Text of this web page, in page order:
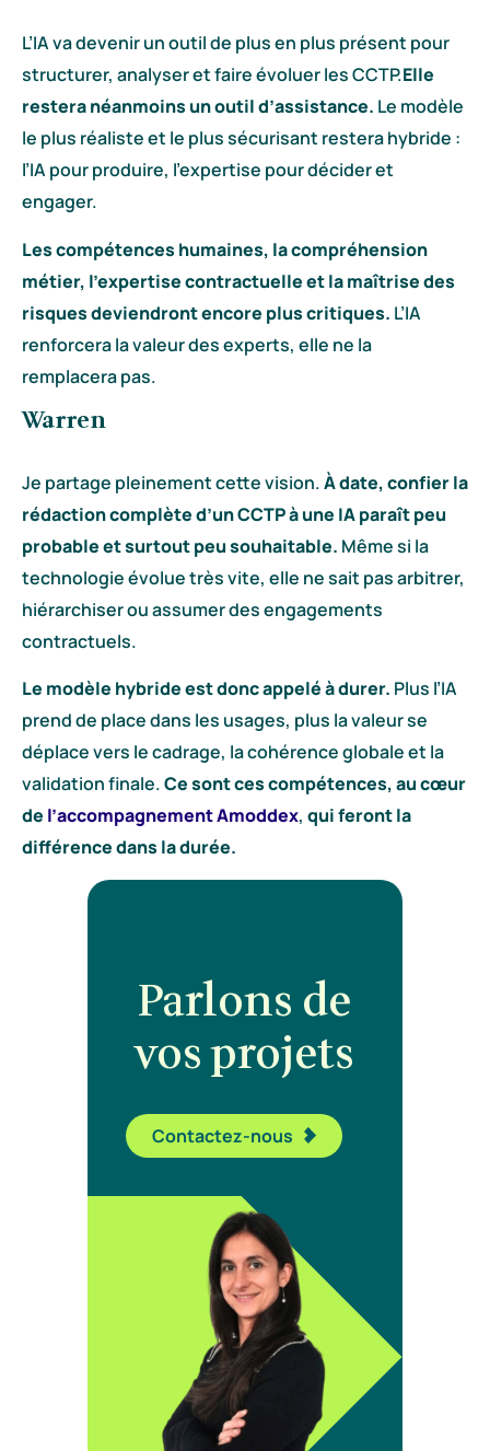
L’IA va devenir un outil de plus en plus présent pour
structurer, analyser et faire évoluer les CCTP.Elle
restera néanmoins un outil d’assistance. Le modèle
le plus réaliste et le plus sécurisant restera hybride :
l’IA pour produire, l’expertise pour décider et
engager.
Les compétences humaines, la compréhension
métier, l’expertise contractuelle et la maîtrise des
risques deviendront encore plus critiques. L’IA
renforcera la valeur des experts, elle ne la
remplacera pas.
Warren
Je partage pleinement cette vision.À date, confier la
rédaction complète d’un CCTP à une IA paraît peu
probable et surtout peu souhaitable. Même si la
technologie évolue très vite, elle ne sait pas arbitrer,
hiérarchiser ou assumer des engagements
contractuels.
Le modèle hybride est donc appelé à durer. Plus l’IA
prend de place dans les usages, plus la valeur se
déplace vers le cadrage, la cohérence globale et la
validation finale.Ce sont ces compétences, au cœur
de l’accompagnement Amoddex, qui feront la
différence dans la durée.
Parlonsde
vos projets
Contactez-nous